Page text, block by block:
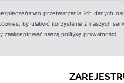
przetwarzania ich danych
by ułatwić korzystanie z naszych
zaakceptować naszą politykę prywatności.